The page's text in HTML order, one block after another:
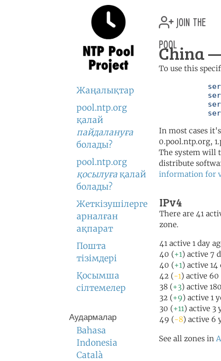
Жаңалықтар
pool.ntp.org
қалай
пайдалануға
болады?
pool.ntp.org
қосылуғақалай
болады?
Жеткізушілерге
арналған
ақпарат
Пошта
тізімдері
Қосымша
сілтемелер
Аудармалар
Bahasa
Indonesia
Català
join the
pool
China
To use this
In most cases
0.pool.ntp.org,
The system will
distribute
information for
IPv4
There are 41
zone.
41 active 1 day
40 (+1) active 7
40 (+1) active 14
42 (-1) active 60
38 (+3) active
32 (+9) active 1
30 (+11) active 3
49 (-8) active 6
See all zones in